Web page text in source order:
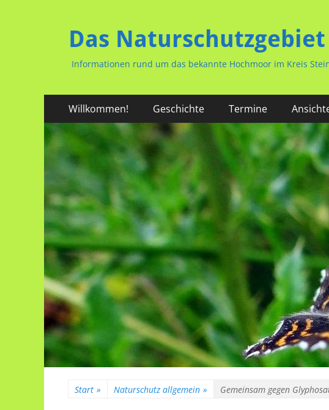
Das
Informationen rund um das bekannte Hochmoor im Kreis
Primäres
Menü
Inhalt
springen
Willkommen! Geschichte Termine
Start » Naturschutz allgemein » Gemeinsam gegen